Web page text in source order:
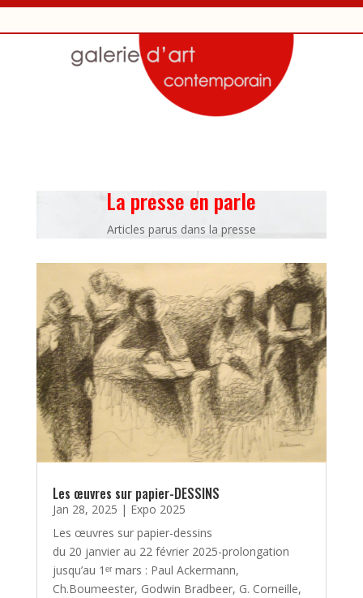
La presse en parle
Articles parus dans la presse
Les œuvres sur papier-DESSINS
Jan 28, 2025 | Expo 2025
Les œuvres sur papier-dessins
du 20 janvier au 22 février 2025-prolongation
jusqu’au 1ᵉʳ mars : Paul Ackermann,
Ch.Boumeester, Godwin Bradbeer, G. Corneille,